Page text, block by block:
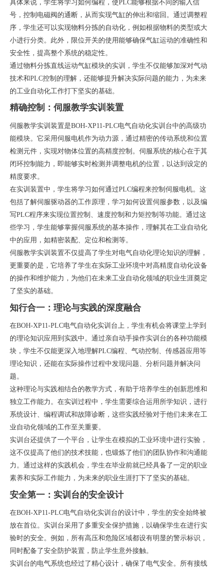
具体来说，学生将学习如何编程，使PLC能够根据不同的输入信
号，控制电磁阀的通断，从而实现气缸的伸出和缩回。通过调整程
序，学生还可以实现物料分拣的自动化，例如根据物料的类型或大
小进行分类。此外，限位开关的使用能够确保气缸运动的准确性和
安全性，提高整个系统的稳定性。
通过物料分拣直线运动气缸模块的实训，学生不仅能够加深对气动
技术和PLC控制的理解，还能够提升解决实际问题的能力，为未来
的工业自动化工作打下坚实的基础。
精确控制：伺服教学实训装置
伺服教学实训装置是BOH-XP11-PLC电气自动化实训台中的高级功
能模块。它采用伺服电机作为动力源，通过精密的传动系统和位置
检测元件，实现对物体位置的高精度控制。伺服系统的核心在于其
闭环控制能力，即能够实时检测并调整电机的位置，以达到设定的
精度要求。
在实训装置中，学生将学习如何通过PLC编程来控制伺服电机。这
包括了解伺服驱动器的工作原理，学习如何设置伺服参数，以及编
写PLC程序来实现位置控制、速度控制和力矩控制等功能。通过这
些学习，学生能够掌握伺服系统的基本操作，理解其在工业自动化
中的应用，如精密装配、定位和检测等。
伺服教学实训装置不仅提高了学生对电气自动化理论知识的理解，
更重要的是，它培养了学生在实际工业环境中对高精度自动化设备
的操作和维护能力，为他们在未来工业自动化领域的职业生涯奠定
了坚实的基础。
知行合一：理论与实践的深度融合
在BOH-XP11-PLC电气自动化实训台上，学生有机会将课堂上学到
的理论知识应用到实践中。通过亲自动手操作实训台的各种功能模
块，学生不仅能更深入地理解PLC编程、气动控制、传感器应用等
理论知识，还能在实际操作过程中发现问题、分析问题并解决问
题。
这种理论与实践相结合的教学方式，有助于培养学生的创新思维和
独立工作能力。在实训过程中，学生需要综合运用所学知识，进行
系统设计、编程调试和故障诊断，这些实践经验对于他们未来在工
业自动化领域的工作至关重要。
实训台还提供了一个平台，让学生在模拟的工业环境中进行实验，
这不仅提高了他们的技术技能，也锻炼了他们的团队协作和沟通能
力。通过这样的实践机会，学生在毕业前就已经具备了一定的职业
素养和实际工作能力，为未来的职业生涯打下了坚实的基础。
安全第一：实训台的安全设计
在BOH-XP11-PLC电气自动化实训台的设计中，学生的安全始终被
放在首位。实训台采用了多重安全保护措施，以确保学生在进行实
验时的安全。例如，所有高压和危险区域都设有明显的警示标识，
同时配备了安全防护装置，防止学生意外接触。
实训台的电气系统也经过了精心设计，确保了电气安全。所有接线